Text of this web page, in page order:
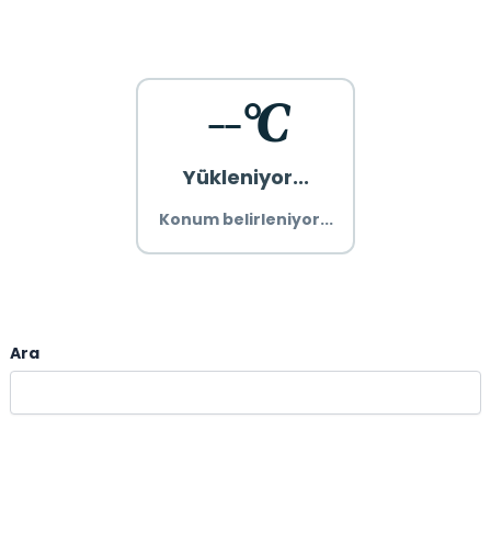
--°C
Yükleniyor...
Konum belirleniyor...
Ara